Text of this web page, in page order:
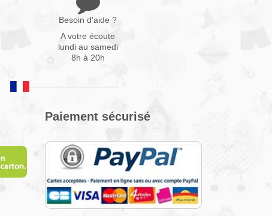
Besoin d'aide ?
A votre écoute
lundi au samedi
8h à 20h
Paiement sécurisé